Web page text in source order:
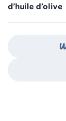
d’huile d’olive